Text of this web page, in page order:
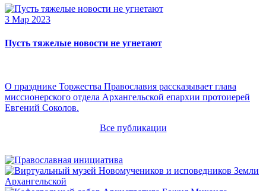
3 Мар 2023
Пусть тяжелые новости не угнетают
О празднике Торжества Православия рассказывает глава
миссионерского отдела Архангельской епархии протоиерей
Евгений Соколов.
Все публикации